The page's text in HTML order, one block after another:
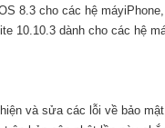
8.3 cho các hệ máyiPhone
10.10.3 dành cho các hệ
và sửa các lỗi về bảo